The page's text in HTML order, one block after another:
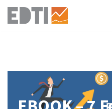
Pular